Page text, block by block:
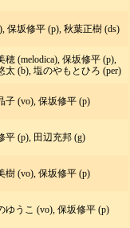
保坂修平 (p), 秋葉正樹 (ds)
穂 (melodica), 保坂修平 (p),
太 (b), 塩のやもとひろ (per)
子 (vo), 保坂修平 (p)
平 (p), 田辺充邦 (g)
樹 (vo), 保坂修平 (p)
ゆうこ (vo), 保坂修平 (p)